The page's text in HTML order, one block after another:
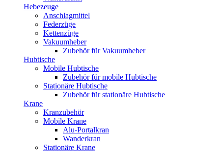
Hebezeuge
Anschlagmittel
Federzüge
Kettenzüge
Vakuumheber
Zubehör für Vakuumheber
Hubtische
Mobile Hubtische
Zubehör für mobile Hubtische
Stationäre Hubtische
Zubehör für stationäre Hubtische
Krane
Kranzubehör
Mobile Krane
Alu-Portalkran
Wanderkran
Stationäre Krane